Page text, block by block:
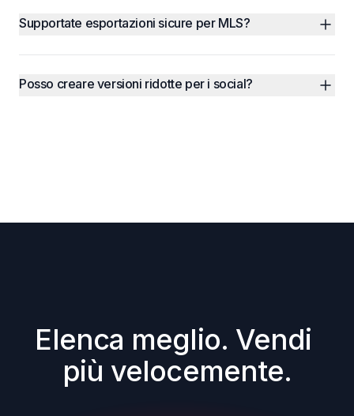
Supportate esportazioni sicure per MLS?
Posso creare versioni ridotte per i social?
Elenca meglio. Vendi
più velocemente.